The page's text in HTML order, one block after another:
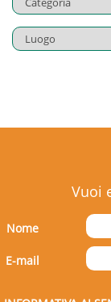
Vuoi
Nome
E-mail